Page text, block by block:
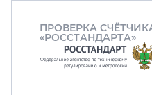
ПРОВЕРКА
«РОССТАНДАРТА»